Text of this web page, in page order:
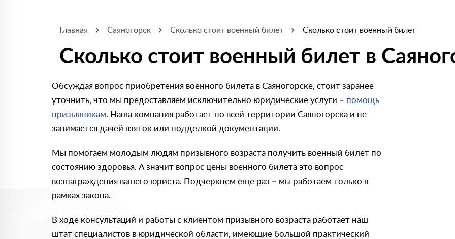
Главная Саяногорск Сколько стоит военный билет Сколько стоит военный билет
Сколько стоит военный билет в
Обсуждая вопрос приобретения военного билета в Саяногорске, стоит заранее
уточнить, что мы предоставляем исключительно юридические услуги – помощь
призывникам. Наша компания работает по всей территории Саяногорска и не
занимается дачей взяток или подделкой документации.
Мы помогаем молодым людям призывного возраста получить военный билет по
состоянию здоровья. А значит вопрос цены военного билета это вопрос
вознаграждения вашего юриста. Подчеркнем еще раз – мы работаем только в
рамках закона.
В ходе консультаций и работы с клиентом призывного возраста работает наш
штат специалистов в юридической области, имеющие большой практический